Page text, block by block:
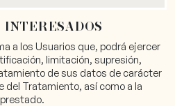
INTERESADOS
a los Usuarios que, podrá ejercer
limitación, supresión,
de sus datos de carácter
del Tratamiento, así como a la